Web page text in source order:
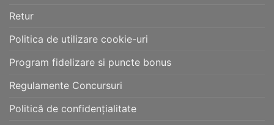
Retur
Politica de utilizare cookie-uri
Program fidelizare si puncte bonus
Regulamente Concursuri
Politică de confidențialitate